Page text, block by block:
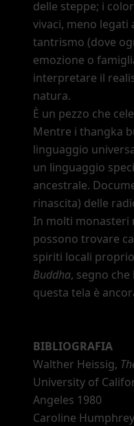
delle steppe; i
vivaci, meno legati
tantrismo (dove
emozione o
interpretare il
natura.
È un pezzo che
Mentre i thangka
linguaggio
un linguaggio
ancestrale.
rinascita) delle
In molti monasteri
possono trovare
spiriti locali
Buddha, segno
questa tela è
BIBLIOGRAFIA
Walther Heissig,
University of
Angeles 1980
Caroline